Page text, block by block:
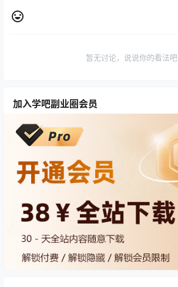
暂无讨论，说说你的看法吧
加入学吧副业圈会员